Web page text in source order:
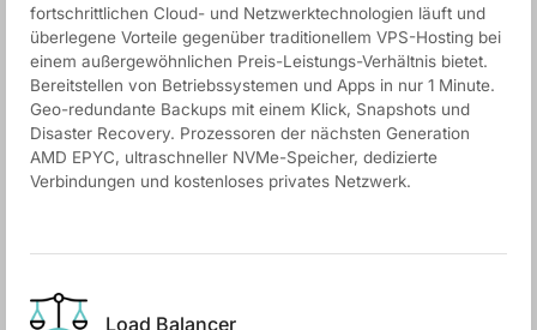
fortschrittlichen Cloud- und Netzwerktechnologien läuft und
überlegene Vorteile gegenüber traditionellem VPS-Hosting bei
einem außergewöhnlichen Preis-Leistungs-Verhältnis bietet.
Bereitstellen von Betriebssystemen und Apps in nur 1 Minute.
Geo-redundante Backups mit einem Klick, Snapshots und
Disaster Recovery. Prozessoren der nächsten Generation
AMD EPYC, ultraschneller NVMe-Speicher, dedizierte
Verbindungen und kostenloses privates Netzwerk.
Load Balancer